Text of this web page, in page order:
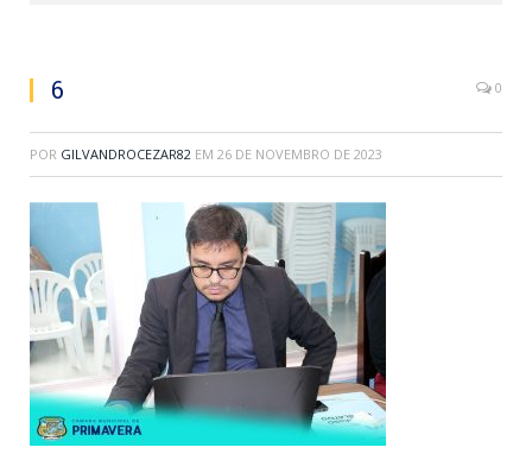
6 0
POR GILVANDROCEZAR82 EM 26 DE NOVEMBRO DE 2023